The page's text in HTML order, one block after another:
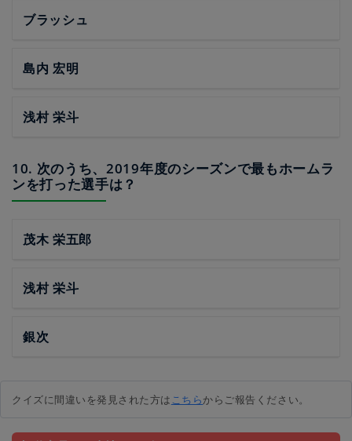
ブラッシュ
島内 宏明
浅村 栄斗
10. 次のうち、2019年度のシーズンで最もホームラ
ンを打った選手は？
茂木 栄五郎
浅村 栄斗
銀次
クイズに間違いを発見された方はこちらからご報告ください。